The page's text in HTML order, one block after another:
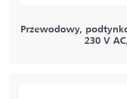
Przewodowy,
230 V